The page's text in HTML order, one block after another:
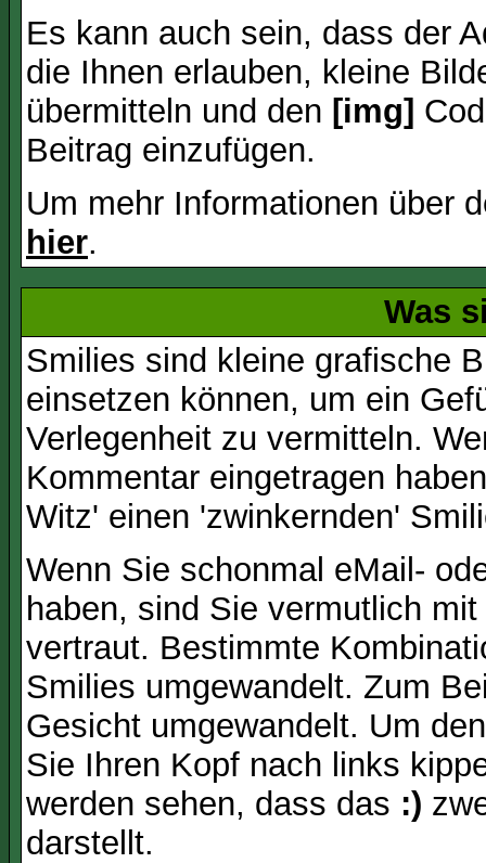
Es kann auch sein, dass der
die Ihnen erlauben, kleine
übermitteln und den [img]
Beitrag einzufügen.
Um mehr Informationen über
hier.
Was
Smilies sind kleine grafische
einsetzen können, um ein
Verlegenheit zu vermitteln.
Kommentar eingetragen
Witz' einen 'zwinkernden'
Wenn Sie schonmal eMail-
haben, sind Sie vermutlich
vertraut. Bestimmte
Smilies umgewandelt. Zum
Gesicht umgewandelt. Um
Sie Ihren Kopf nach links
werden sehen, dass das :)
darstellt.